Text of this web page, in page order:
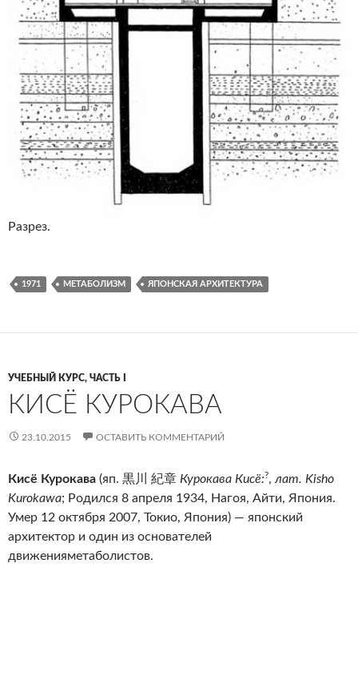
Разрез.
1971 МЕТАБОЛИЗМ ЯПОНСКАЯ АРХИТЕКТУРА
УЧЕБНЫЙ КУРС, ЧАСТЬ I
КИСЁ КУРОКАВА
23.10.2015 ОСТАВИТЬ КОММЕНТАРИЙ
Кисё Курокава (яп. 黒川 紀章 Курокава Кисё:?, лат. Kisho
Kurokawa; Родился 8 апреля 1934, Нагоя, Айти, Япония.
Умер 12 октября 2007, Токио, Япония) — японский
архитектор и один из основателей
движенияметаболистов.